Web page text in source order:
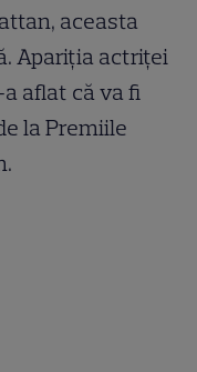
aceasta
Apariția actriței
aflat că va fi
la Premiile